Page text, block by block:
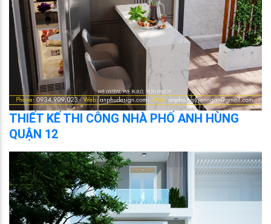
THIẾT KẾ THI CÔNG NHÀ PHỐ ANH HÙNG
QUẬN 12